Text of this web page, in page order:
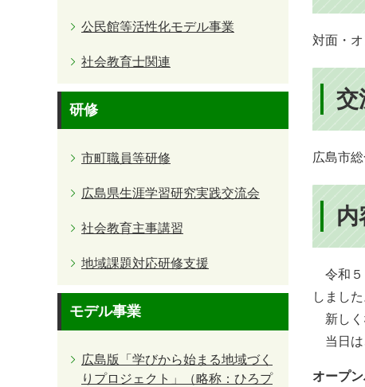
対面・
交
広島市
内
令和５
しました
新しく
当日は
オープ
公民館等活性化モデル事業
社会教育士関連
研修
市町職員等研修
広島県生涯学習研究実践交流会
社会教育主事講習
地域課題対応研修支援
モデル事業
広島版「学びから始まる地域づく
りプロジェクト」（略称：ひろプ